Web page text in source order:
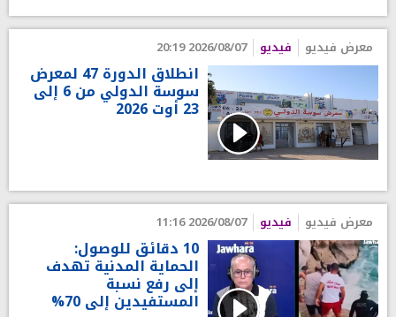
معرض فيديو فيديو 2026/08/07 20:19
انطلاق الدورة 47 لمعرض
سوسة الدولي من 6 إلى
23 أوت 2026
معرض فيديو فيديو 2026/08/07 11:16
10 دقائق للوصول:
الحماية المدنية تهدف
إلى رفع نسبة
المستفيدين إلى 70%